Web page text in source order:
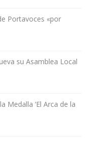
Portavoces «por
su Asamblea Local
Medalla ‘El Arca de la